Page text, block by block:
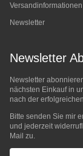
Versandinformationen
Newsletter
Newsletter
Newsletter
nächsten Einkauf in
nach der
Bitte senden Sie mir
und jederzeit
Mail zu.